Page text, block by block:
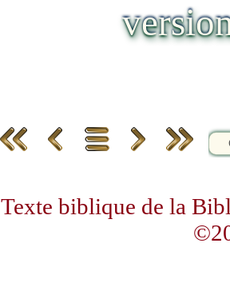
Texte biblique de la